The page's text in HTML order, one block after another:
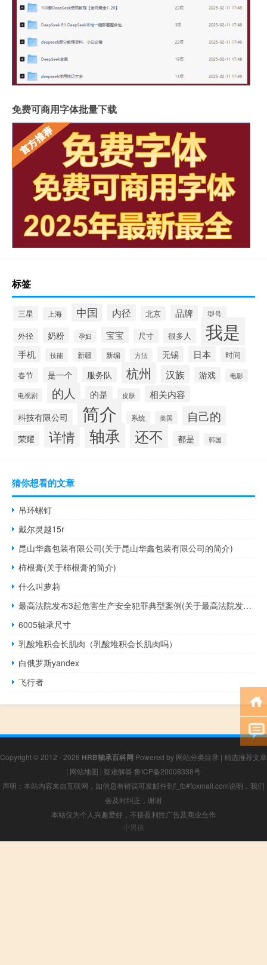
免费可商用字体批量下载
标签
三星 上海 中国 内径 北京 品牌 型号
外径 奶粉 孕妇 宝宝 尺寸 很多人 我是
手机 技能 新疆 新编 方法 无锡 日本 时间
春节 是一个 服务队 杭州 汉族 游戏 电影
电视剧 的人 的是 皮肤 相关内容
科技有限公司 简介 系统 美国 自己的
荣耀 详情 轴承 还不 都是 韩国
猜你想看的文章
吊环螺钉
戴尔灵越15r
昆山华鑫包装有限公司(关于昆山华鑫包装有限公司的简介)
柿根膏(关于柿根膏的简介)
什么叫萝莉
最高法院发布3起危害生产安全犯罪典型案例(关于最高法院发布3起危害生产安全犯罪典型案例的简介)
6005轴承尺寸
乳酸堆积会长肌肉（乳酸堆积会长肌肉吗）
白俄罗斯yandex
飞行者
Copyright © 2012 - 2026 HRB轴承百科网 Powered by 网站分类目录 | 精选推荐文章
| 网站地图 | 疑难解答 鲁ICP备20008338号
声明：本站内容来自互联网，如信息有错误可发邮件到f_fb#foxmail.com说明，我们
会及时纠正，谢谢
本站仅为个人兴趣爱好，不接盈利性广告及商业合作
小男孩